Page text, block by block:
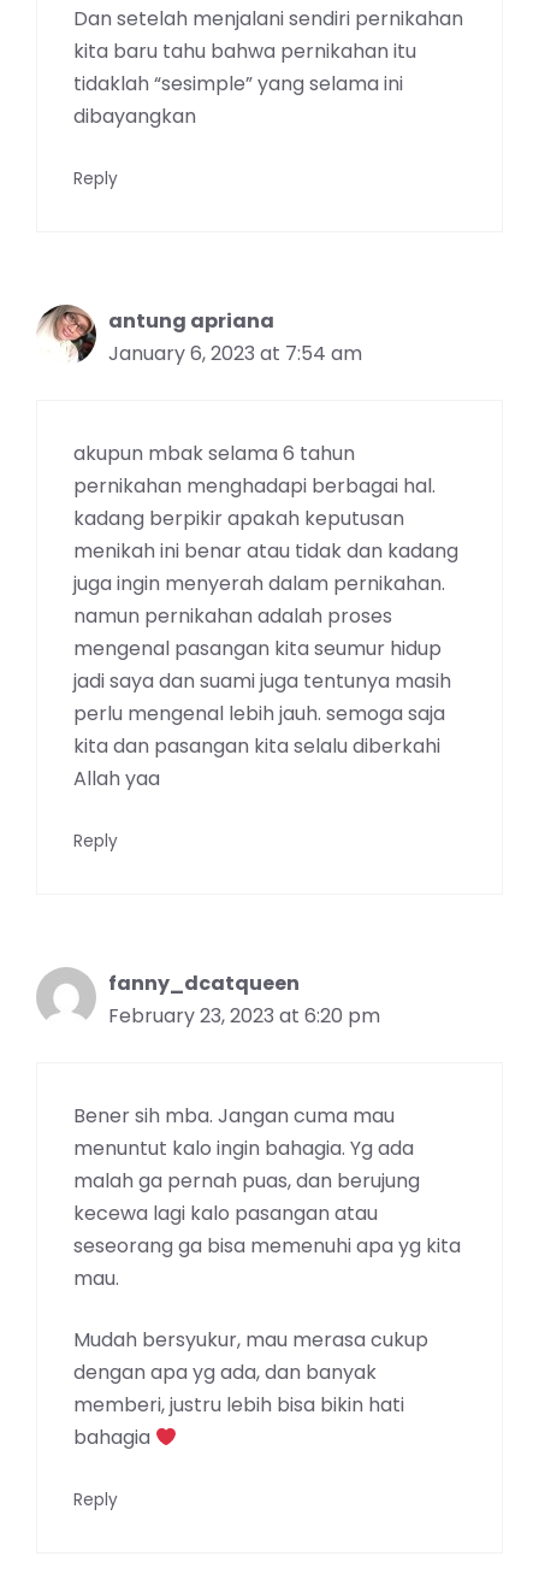
Dan setelah menjalani sendiri pernikahan
kita baru tahu bahwa pernikahan itu
tidaklah “sesimple” yang selama ini
dibayangkan
Reply
antung apriana
January 6, 2023 at 7:54 am
akupun mbak selama 6 tahun
pernikahan menghadapi berbagai hal.
kadang berpikir apakah keputusan
menikah ini benar atau tidak dan kadang
juga ingin menyerah dalam pernikahan.
namun pernikahan adalah proses
mengenal pasangan kita seumur hidup
jadi saya dan suami juga tentunya masih
perlu mengenal lebih jauh. semoga saja
kita dan pasangan kita selalu diberkahi
Allah yaa
Reply
fanny_dcatqueen
February 23, 2023 at 6:20 pm
Bener sih mba. Jangan cuma mau
menuntut kalo ingin bahagia. Yg ada
malah ga pernah puas, dan berujung
kecewa lagi kalo pasangan atau
seseorang ga bisa memenuhi apa yg kita
mau.
Mudah bersyukur, mau merasa cukup
dengan apa yg ada, dan banyak
memberi, justru lebih bisa bikin hati
bahagia
Reply